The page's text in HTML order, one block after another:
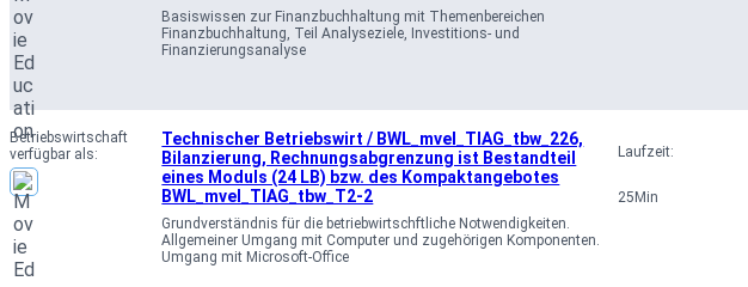
Basiswissen zur Finanzbuchhaltung mit Themenbereichen
Finanzbuchhaltung, Teil Analyseziele, Investitions- und
Finanzierungsanalyse
Betriebswirtschaft
verfügbar als:
Technischer Betriebswirt / BWL_mvel_TIAG_tbw_226,
Bilanzierung, Rechnungsabgrenzung ist Bestandteil
eines Moduls (24 LB) bzw. des Kompaktangebotes
BWL_mvel_TIAG_tbw_T2-2
Grundverständnis für die betriebwirtschftliche Notwendigkeiten.
Allgemeiner Umgang mit Computer und zugehörigen Komponenten.
Umgang mit Microsoft-Office
Laufzeit:
25 Min